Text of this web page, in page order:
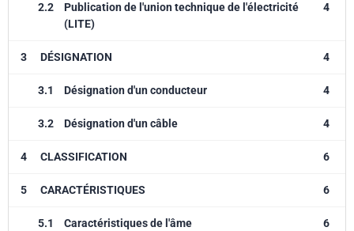
2.2
Publication de l'union technique de l'électricité
(LITE)
4
3 DÉSIGNATION 4
3.1 Désignation d'un conducteur 4
3.2 Désignation d'un câble 4
4 CLASSIFICATION 6
5 CARACTÉRISTIQUES 6
5.1 Caractéristiques de l'âme 6